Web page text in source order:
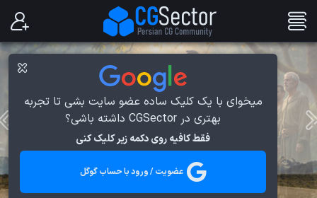
میخوای با یک کلیک ساده عضو سایت بشی تا تجربه
بهتری در CGSector داشته باشی؟
فقط کافیه روی دکمه زیر کلیک کنی
عضویت / ورود با حساب گوگل